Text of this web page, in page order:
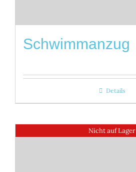
Schwimmanzug
Details
Nicht auf Lager